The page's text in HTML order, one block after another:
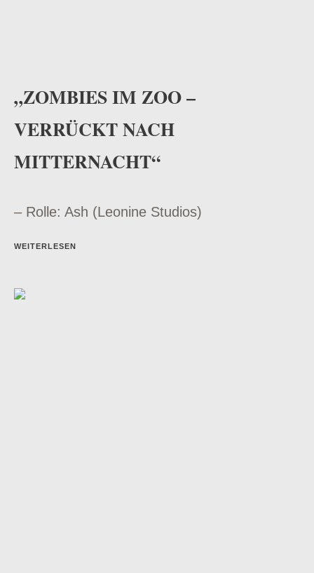
„ZOMBIES IM ZOO –
VERRÜCKT NACH
MITTERNACHT“
– Rolle: Ash (Leonine Studios)
WEITERLESEN